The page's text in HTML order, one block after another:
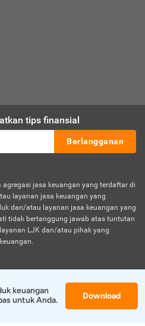
tips finansial
Berlangganan
jasa keuangan yang terdaftar di
layanan jasa keuangan yang
dan/atau layanan jasa keuangan yang
tidak bertanggung jawab atas tuntutan
LJK dan/atau pihak yang
keuangan
untuk Anda.
Download